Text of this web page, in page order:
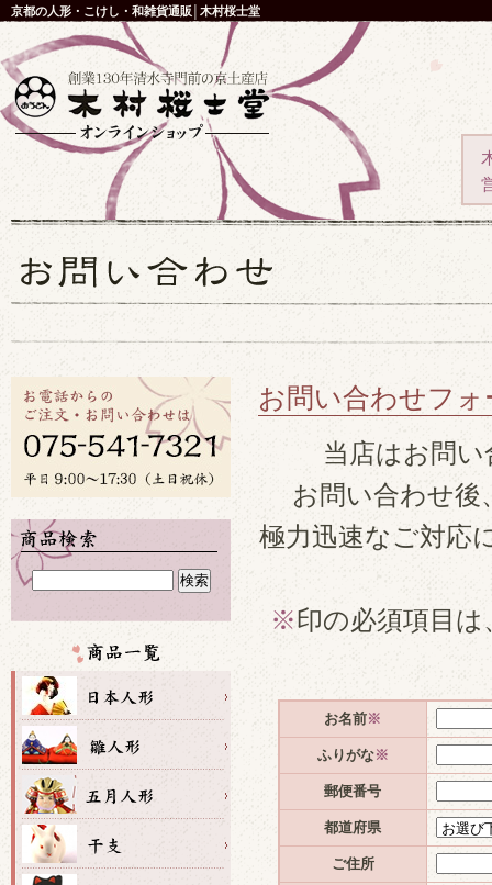
京都の人形・こけし・和雑貨通販│木村桜士堂
お問い合わせフォ
当店はお問
お問い合わせ後
極力迅速なご対応
※印の必須項目
お名前※
ふりがな※
郵便番号
都道府県
ご住所